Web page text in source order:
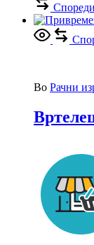
Спореди
Во Рачни